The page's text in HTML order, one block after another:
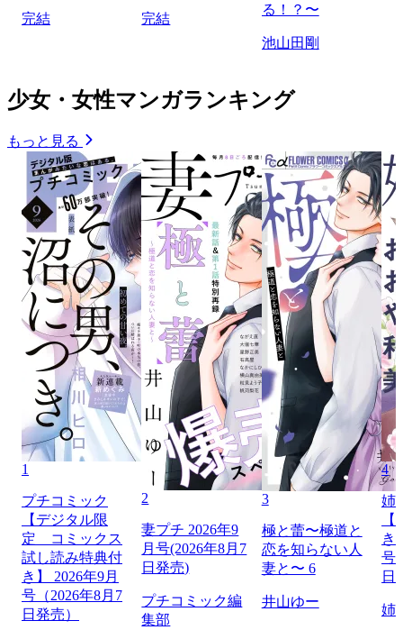
完結 完結
る！？〜
池山田剛
少女・女性マンガランキング
もっと見る
1
プチコミック
【デジタル限
定 コミックス
試し読み特典付
き】 2026年9月
号（2026年8月7
日発売）
2
妻プチ 2026年9
月号(2026年8月7
日発売)
プチコミック編
集部
3
極と蕾〜極道と
恋を知らない人
妻と〜 6
井山ゆー
4
姉
き
号
日
姉